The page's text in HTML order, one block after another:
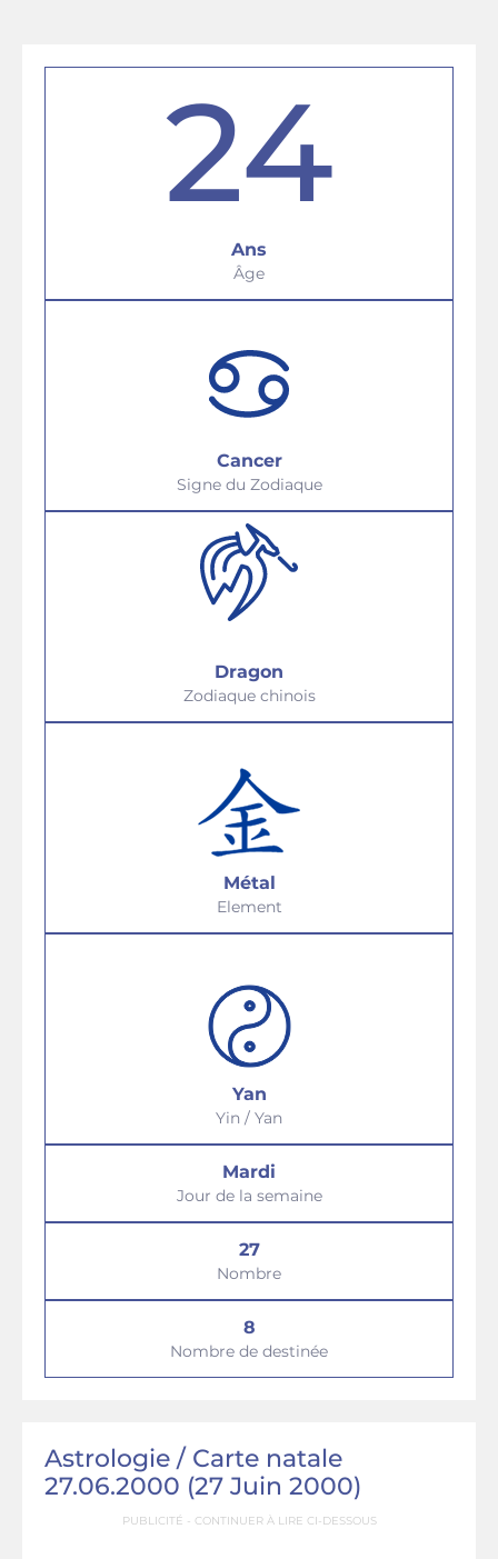
24
Ans
Âge
Cancer
Signe du Zodiaque
Dragon
Zodiaque chinois
Métal
Element
Yan
Yin / Yan
Mardi
Jour de la semaine
27
Nombre
8
Nombre de destinée
Astrologie / Сarte natale
27.06.2000 (27 Juin 2000)
PUBLICITÉ - CONTINUER À LIRE CI-DESSOUS